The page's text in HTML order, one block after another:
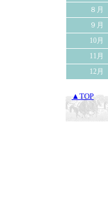
８月
９月
10月
11月
12月
▲TOP